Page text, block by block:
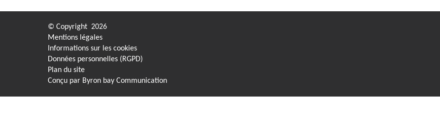
© Copyright 2026
Mentions légales
Informations sur les cookies
Données personnelles (RGPD)
Plan du site
Conçu par Byron bay Communication